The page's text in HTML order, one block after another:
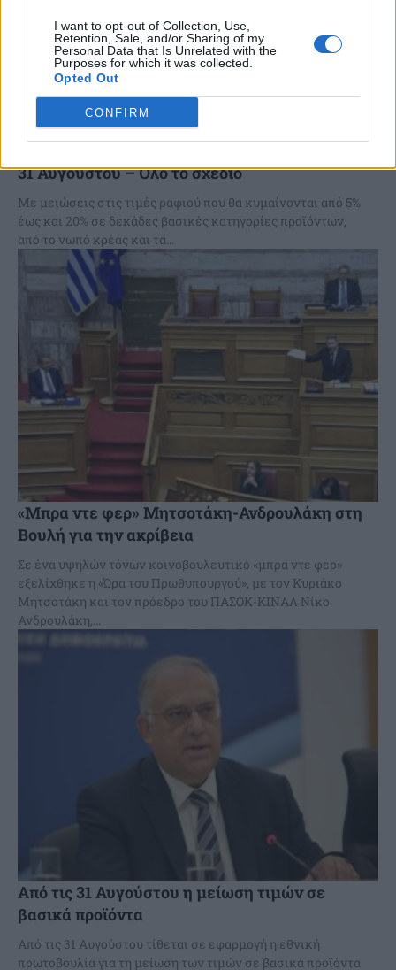
I want to opt-out of Collection, Use,
Retention, Sale, and/or Sharing of my
Personal Data that Is Unrelated with the
Purposes for which it was collected.
Opted Out
CONFIRM
31 Αυγούστου – Όλο το σχέδιο
Με μειώσεις στις τιμές ραφιού που θα κυμαίνονται από 5%
έως και 20% σε δεκάδες βασικές κατηγορίες προϊόντων,
από το νωπό κρέας και τα...
«Μπρα ντε φερ» Μητσοτάκη-Ανδρουλάκη στη
Βουλή για την ακρίβεια
Σε ένα υψηλών τόνων κοινοβουλευτικό «μπρα ντε φερ»
εξελίχθηκε η «Ώρα του Πρωθυπουργού», με τον Κυριάκο
Μητσοτάκη και τον πρόεδρο του ΠΑΣΟΚ-ΚΙΝΑΛ Νίκο
Ανδρουλάκη,...
Από τις 31 Αυγούστου η μείωση τιμών σε
βασικά προϊόντα
Από τις 31 Αυγούστου τίθεται σε εφαρμογή η εθνική
πρωτοβουλία για τη μείωση των τιμών σε βασικά προϊόντα